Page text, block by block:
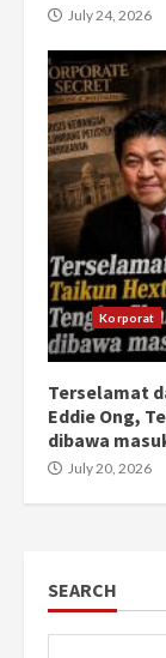
July 24, 2026
Korporat
Terselamat
Eddie Ong,
dibawa
July 20, 2026
SEARCH